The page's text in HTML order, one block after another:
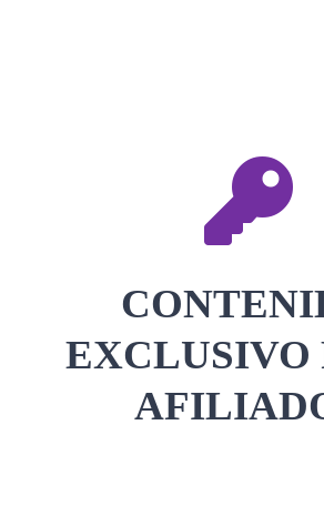
EXCLUSIVO